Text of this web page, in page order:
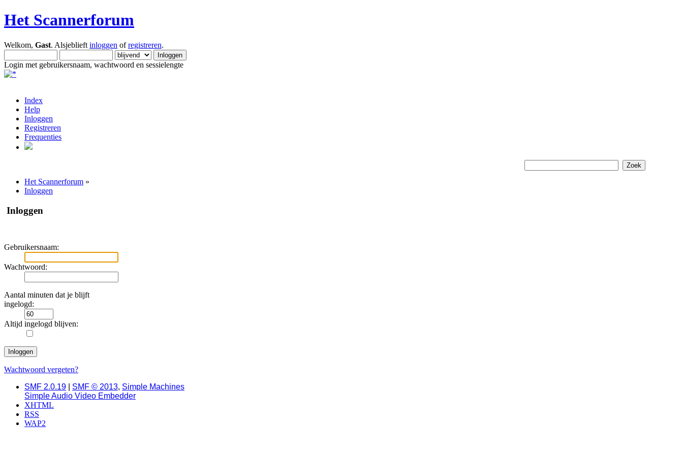
Het Scannerforum
Welkom, Gast. Alsjeblieft inloggen ofregistreren.
Login met gebruikersnaam, wachtwoord en sessielengte
Index
Help
Inloggen
Registreren
Frequenties
Het Scannerforum »
Inloggen
Inloggen
Gebruikersnaam:
Wachtwoord:
Aantal minuten dat je blijft
ingelogd:
Altijd ingelogd blijven:
Wachtwoord vergeten?
SMF 2.0.19
SMF © 2013, Simple Machines
Simple Audio Video Embedder
XHTML
RSS
WAP2